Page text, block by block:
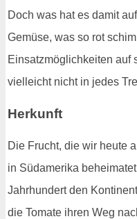
Doch was hat es damit
Gemüse, was so rot
Einsatzmöglichkeiten auf
vielleicht nicht in jedes
Herkunft
Die Frucht, die wir heute
in Südamerika
Jahrhundert den
die Tomate ihren Weg